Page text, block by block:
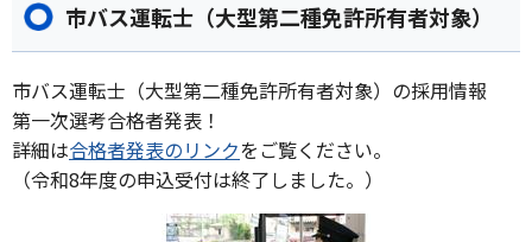
市バス運転士（大型第二種免許所有者対象）
市バス運転士（大型第二種免許所有者対象）の採用情報
第一次選考合格者発表！
詳細は合格者発表のリンクをご覧ください。
（令和8年度の申込受付は終了しました。）